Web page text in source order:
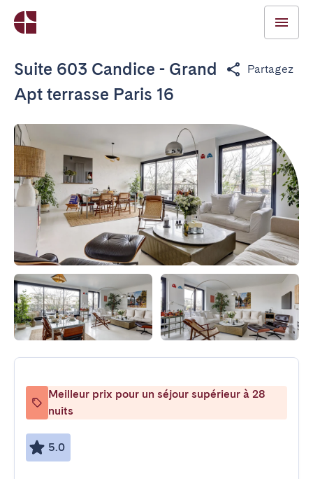
Suite 603 Candice - Grand
Apt terrasse Paris 16
Partagez
Meilleur prix pour un séjour supérieur à 28
nuits
5.0